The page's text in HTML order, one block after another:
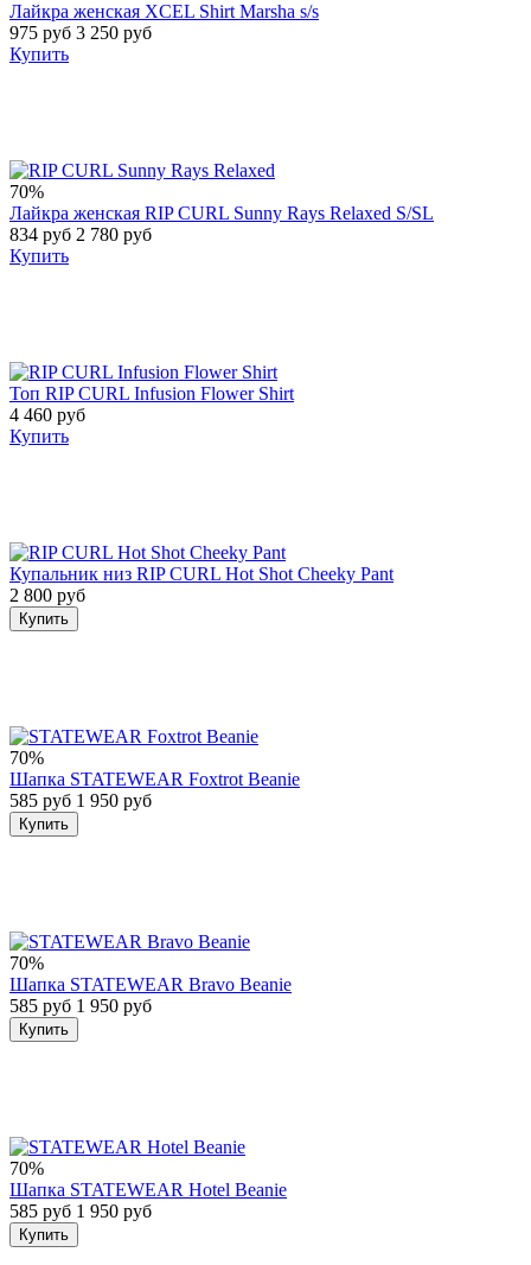
Лайкра женская XCEL Shirt Marsha s/s
975 руб 3 250 руб
Купить
70%
Лайкра женская RIP CURL Sunny Rays Relaxed S/SL
834 руб 2 780 руб
Купить
Топ RIP CURL Infusion Flower Shirt
4 460 руб
Купить
Купальник низ RIP CURL Hot Shot Cheeky Pant
2 800 руб
Купить
70%
Шапка STATEWEAR Foxtrot Beanie
585 руб 1 950 руб
Купить
70%
Шапка STATEWEAR Bravo Beanie
585 руб 1 950 руб
Купить
70%
Шапка STATEWEAR Hotel Beanie
585 руб 1 950 руб
Купить